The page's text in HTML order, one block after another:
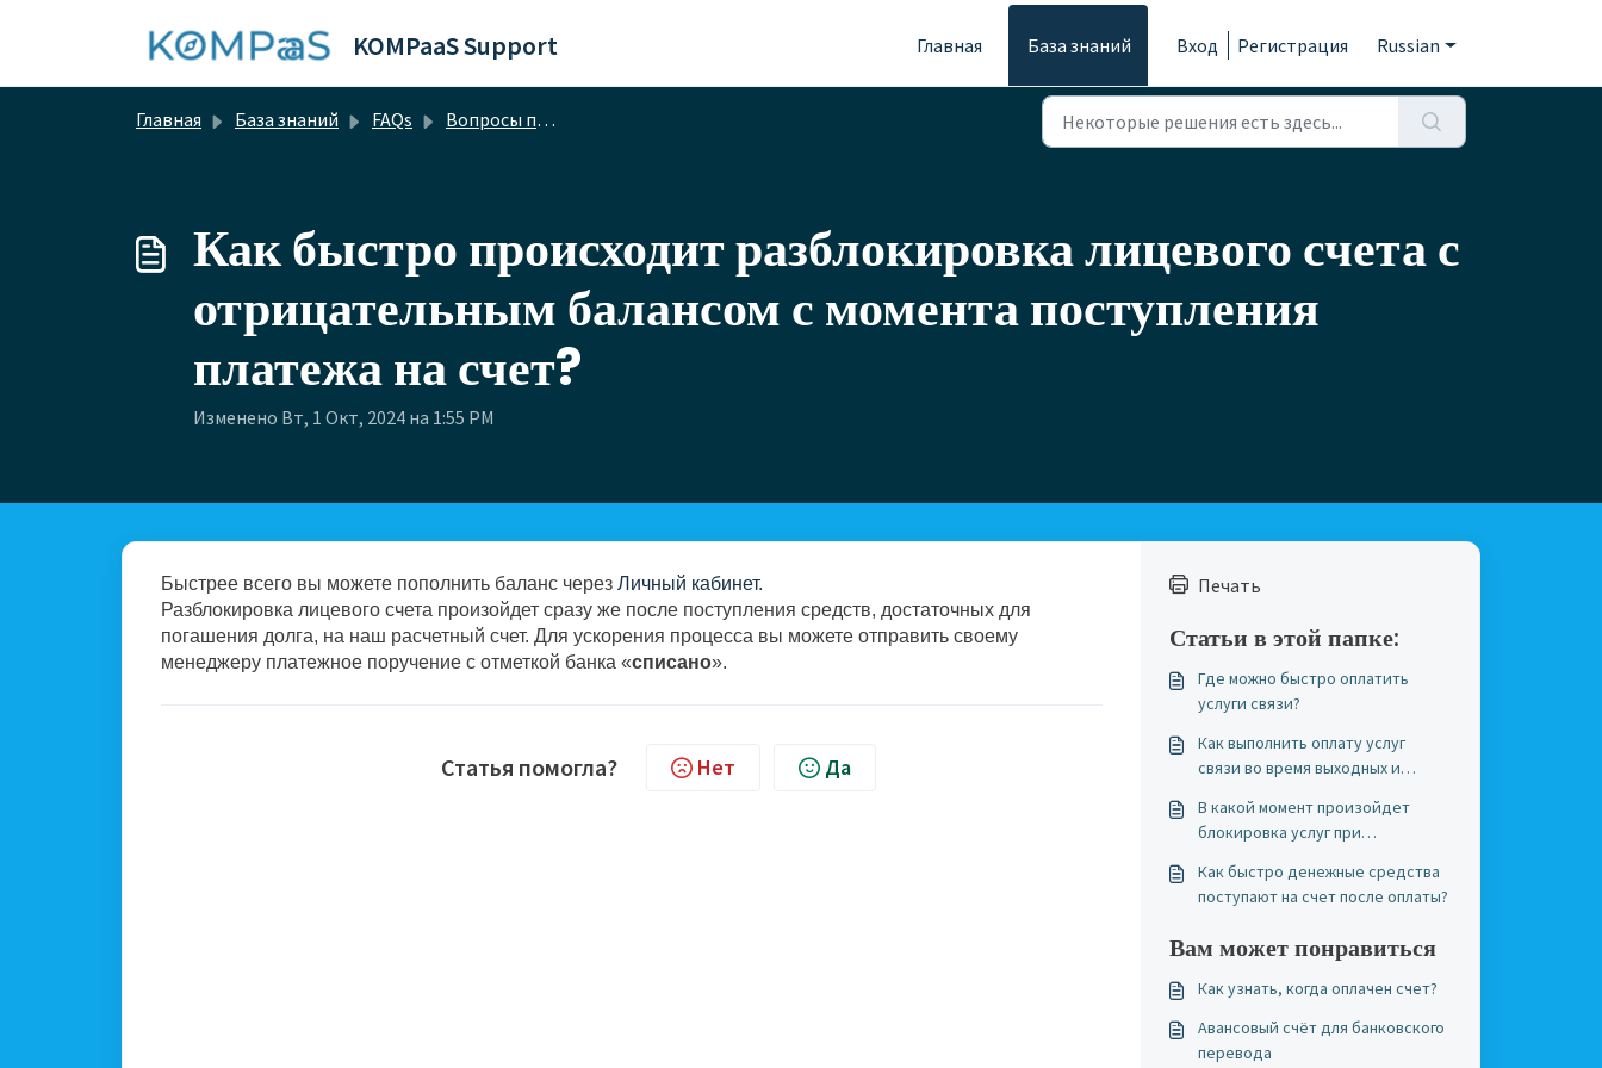
KOMPaaS Support Главная База знаний Вход Регистрация Russian
Главная База знаний FAQs Вопросы по финансам, счетам, оплате
Как быстро происходит разблокировка лицевого счета с
отрицательным балансом с момента поступления
платежа на счет?
Изменено Вт, 1 Окт, 2024 на 1:55 PM
Быстрее всего вы можете пополнить баланс через Личный кабинет.
Разблокировка лицевого счета произойдет сразу же после поступления средств, достаточных для
погашения долга, на наш расчетный счет. Для ускорения процесса вы можете отправить своему
менеджеру платежное поручение с отметкой банка «списано».
Статья помогла? Нет Да
Печать
Статьи в этой папке:
Где можно быстро оплатить
услуги связи?
Как выполнить оплату услуг
связи во время выходных и
В какой момент произойдет
блокировка услуг при
Как быстро денежные средства
поступают на счет после оплаты?
Вам может понравиться
Как узнать, когда оплачен счет?
Авансовый счёт для банковского
перевода